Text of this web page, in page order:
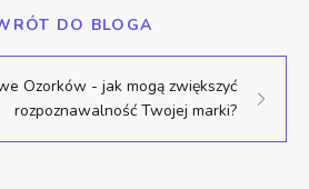
DO BLOGA
Ozorków - jak mogą zwiększyć
rozpoznawalność Twojej marki?